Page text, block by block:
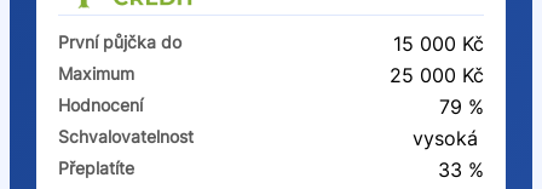
První půjčka do 15 000 Kč
Maximum 25 000 Kč
Hodnocení 79 %
Schvalovatelnost vysoká
Přeplatíte
33 %